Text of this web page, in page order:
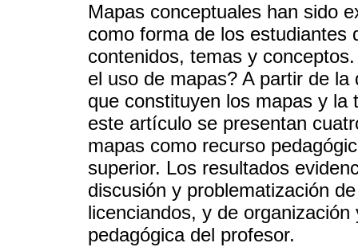
Mapas conceptuales han sido
como forma de los estudiantes
contenidos, temas y
el uso de mapas? A partir de
que constituyen los mapas y
este artículo se presentan
mapas como recurso
superior. Los resultados
discusión y problematización
licenciandos, y de
pedagógica del profesor.